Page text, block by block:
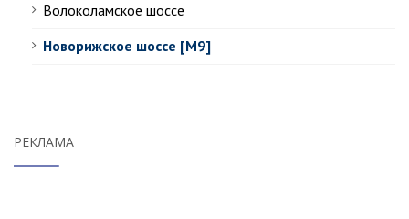
Волоколамское шоссе
Новорижское шоссе [М9]
РЕКЛАМА